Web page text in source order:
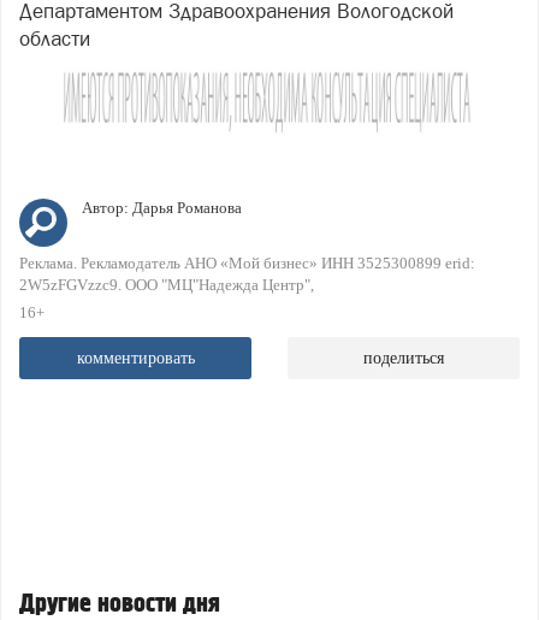
Департаментом Здравоохранения Вологодской
области
Автор: Дарья Романова
Реклама. Рекламодатель АНО «Мой бизнес» ИНН 3525300899 erid:
2W5zFGVzzc9. ООО "МЦ"Надежда Центр"
16+
комментировать поделиться
Другие новости дня